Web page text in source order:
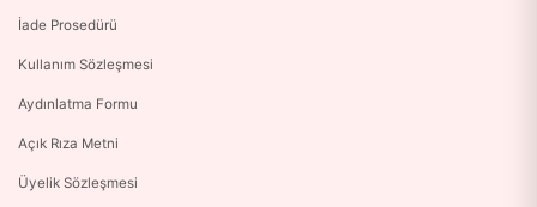
İade Prosedürü
Kullanım Sözleşmesi
Aydınlatma Formu
Açık Rıza Metni
Üyelik Sözleşmesi